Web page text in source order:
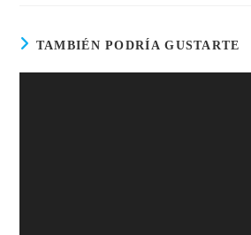
TAMBIÉN PODRÍA GUSTARTE